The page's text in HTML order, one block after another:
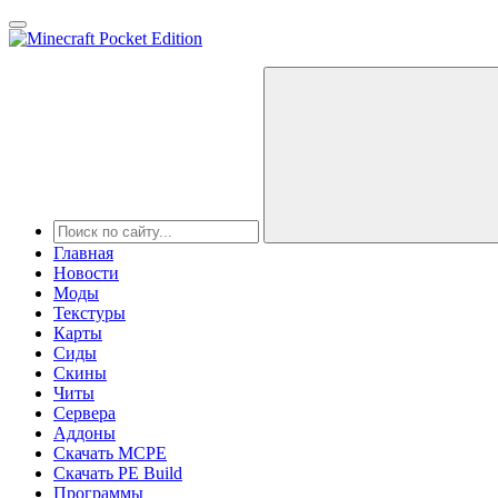
Главная
Новости
Моды
Текстуры
Карты
Сиды
Cкины
Читы
Сервера
Аддоны
Скачать MCPE
Скачать PE Build
Программы